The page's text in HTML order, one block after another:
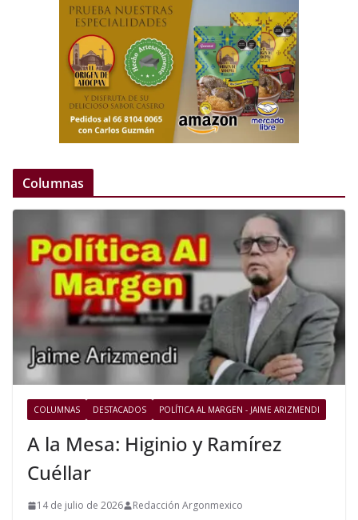
Columnas
COLUMNAS DESTACADOS POLÍTICA AL MARGEN - JAIME ARIZMENDI
A la Mesa: Higinio y Ramírez
Cuéllar
14 de julio de 2026 Redacción Argonmexico